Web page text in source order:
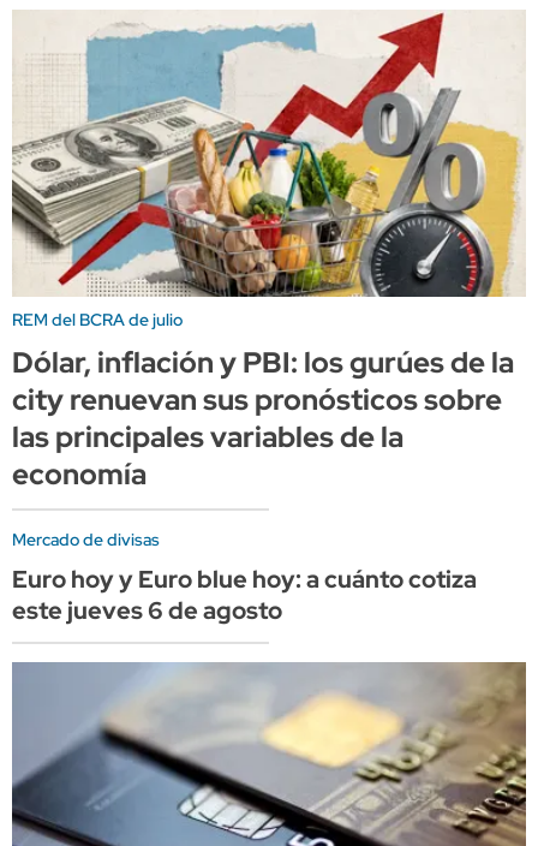
REM del BCRA de julio
Dólar, inflación y PBI: los gurúes de la
city renuevan sus pronósticos sobre
las principales variables de la
economía
Mercado de divisas
Euro hoy y Euro blue hoy: a cuánto cotiza
este jueves 6 de agosto